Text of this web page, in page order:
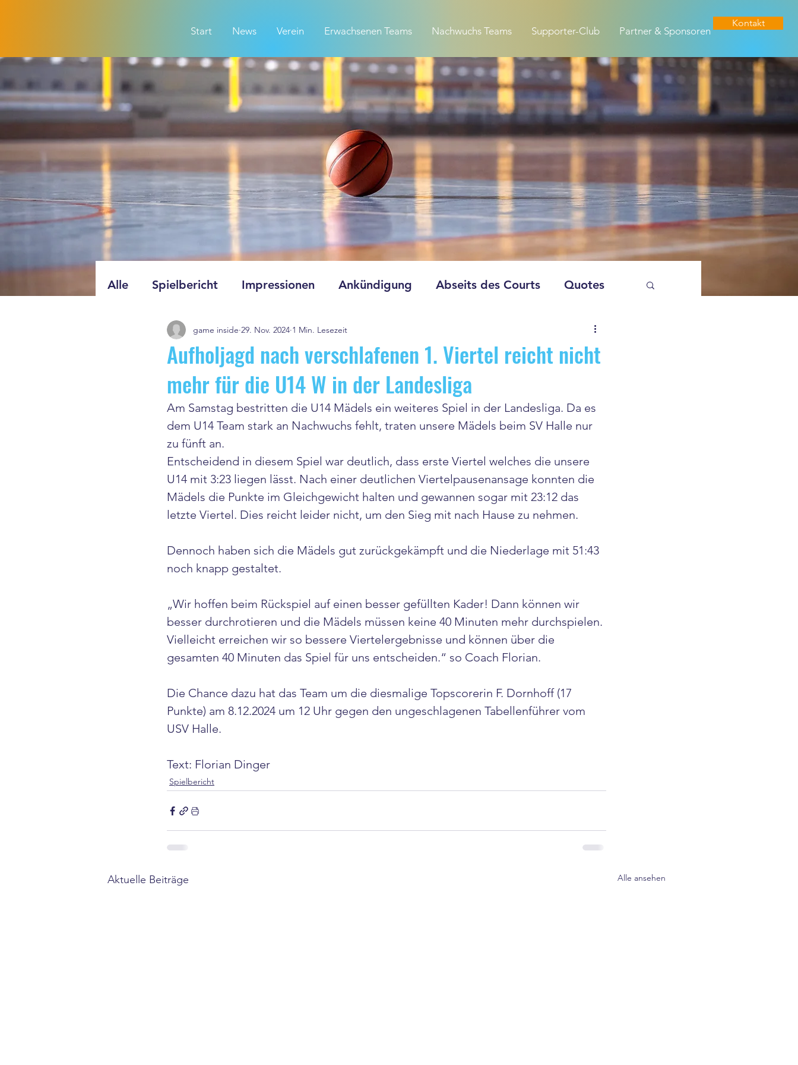
Start News Verein Erwachsenen Teams Nachwuchs Teams Supporter-Club Partner & Sponsoren
Kontakt
Alle Spielbericht Impressionen Ankündigung Abseits des Courts Quotes
Aufholjagd nach verschlafenen 1. Viertel reicht nicht
mehr für die U14 W in der Landesliga
game inside 29. Nov. 2024 1 Min. Lesezeit
Am Samstag bestritten die U14 Mädels ein weiteres Spiel in der Landesliga. Da es
dem U14 Team stark an Nachwuchs fehlt, traten unsere Mädels beim SV Halle nur
zu fünft an.
Entscheidend in diesem Spiel war deutlich, dass erste Viertel welches die unsere
U14 mit 3:23 liegen lässt. Nach einer deutlichen Viertelpausenansage konnten die
Mädels die Punkte im Gleichgewicht halten und gewannen sogar mit 23:12 das
letzte Viertel. Dies reicht leider nicht, um den Sieg mit nach Hause zu nehmen.
Dennoch haben sich die Mädels gut zurückgekämpft und die Niederlage mit 51:43
noch knapp gestaltet.
„Wir hoffen beim Rückspiel auf einen besser gefüllten Kader! Dann können wir
besser durchrotieren und die Mädels müssen keine 40 Minuten mehr durchspielen.
Vielleicht erreichen wir so bessere Viertelergebnisse und können über die
gesamten 40 Minuten das Spiel für uns entscheiden.“ so Coach Florian.
Die Chance dazu hat das Team um die diesmalige Topscorerin F. Dornhoff (17
Punkte) am 8.12.2024 um 12 Uhr gegen den ungeschlagenen Tabellenführer vom
USV Halle.
Text: Florian Dinger
Spielbericht
Aktuelle Beiträge Alle ansehen